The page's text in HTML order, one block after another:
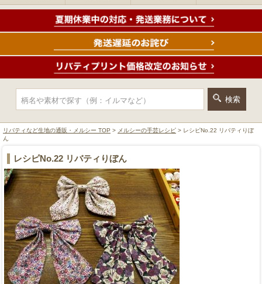
リバティなど生地の通販・メルシー TOP > メルシーの手芸レシピ > レシピNo.22 リバティりぼ
ん
レシピNo.22 リバティりぼん